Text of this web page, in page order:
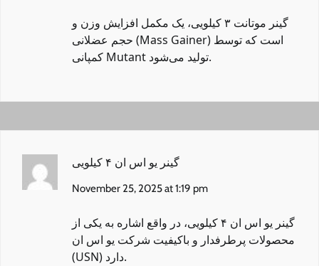
گینر موتانت ۳ کیلویی
، یک مکمل افزایش وزن و
حجم عضلانی (Mass Gainer) است که توسط
کمپانی Mutant تولید می‌شود.
گینر یو اس ان ۴ کیلویی
November 25, 2025 at 1:19 pm
گینر یو اس ان ۴ کیلویی
، در واقع اشاره به یکی از
محصولات پرطرفدار و باکیفیت شرکت یو اس ان
(USN) دارد.